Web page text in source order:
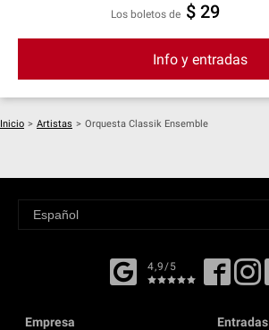
Los boletos de $ 29
Info y entradas
Inicio > Artistas > Orquesta Classik Ensemble
4,9/5
Empresa Entradas